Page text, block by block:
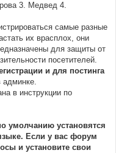
3. Медвед 4.
самые разные
их врасплох, они
для защиты от
посетителей.
и для постинга
админке.
в инструкции по
умолчанию установятся
Если у вас форум
и установите свои